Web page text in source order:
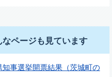
ページも見ています
事選挙開票結果（茨城町の